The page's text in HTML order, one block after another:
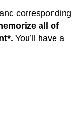
corresponding
all of
You’ll have a